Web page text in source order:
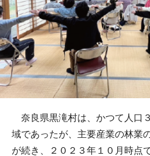
奈良県黒滝村は、かつて人口
域であったが、主要産業の林業
が続き、２０２３年１０月時点